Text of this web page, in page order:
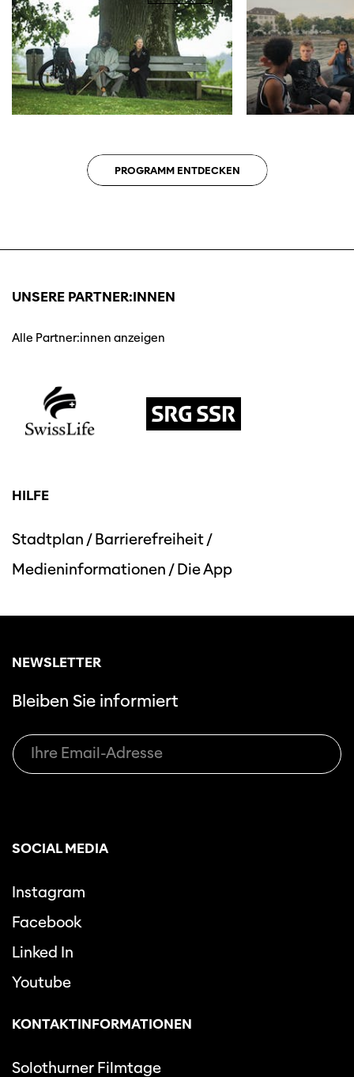
PROGRAMM ENTDECKEN
UNSERE PARTNER:INNEN
Alle Partner:innen anzeigen
HILFE
Stadtplan /Barrierefreiheit/
Medieninformationen /Die App
NEWSLETTER
Bleiben Sie informiert
SOCIAL MEDIA
Instagram
Facebook
Linked In
Youtube
KONTAKTINFORMATIONEN
Solothurner Filmtage